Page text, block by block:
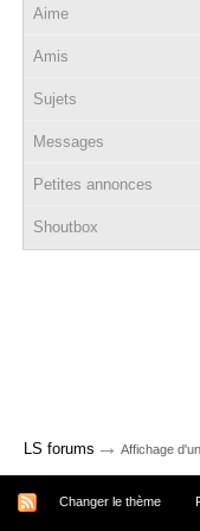
Aime
Amis
Sujets
Messages
Petites annonces
Shoutbox
LS forums → Affichage
Changer le thème